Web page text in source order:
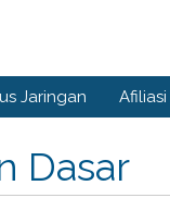
Jaringan Afiliasi
Dasar